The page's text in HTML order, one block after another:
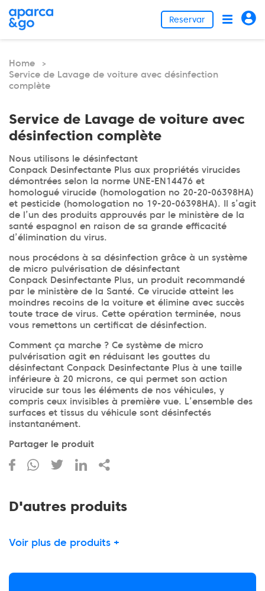
Reservar
Home >
Service de Lavage de voiture avec désinfection
complète
Service de Lavage de voiture avec
désinfection complète
Nous utilisons le désinfectant
Conpack Desinfectante Plus aux propriétés virucides
démontrées selon la norme UNE-EN14476 et
homologué virucide (homologation no 20-20-06398HA)
et pesticide (homologation no 19-20-06398HA). Il s’agit
de l’un des produits approuvés par le ministère de la
santé espagnol en raison de sa grande efficacité
d’élimination du virus.
nous procédons à sa désinfection grâce à un système
de micro pulvérisation de désinfectant
Conpack Desinfectante Plus, un produit recommandé
par le ministère de la Santé. Ce virucide atteint les
moindres recoins de la voiture et élimine avec succès
toute trace de virus. Cette opération terminée, nous
vous remettons un certificat de désinfection.
Comment ça marche ? Ce système de micro
pulvérisation agit en réduisant les gouttes du
désinfectant Conpack Desinfectante Plus à une taille
inférieure à 20 microns, ce qui permet son action
virucide sur tous les éléments de nos véhicules, y
compris ceux invisibles à première vue. L’ensemble des
surfaces et tissus du véhicule sont désinfectés
instantanément.
Partager le produit
D'autres produits
Voir plus de produits +